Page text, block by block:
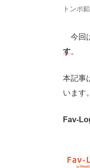
トンボ
今回
す。
本記事
います。
Fav-